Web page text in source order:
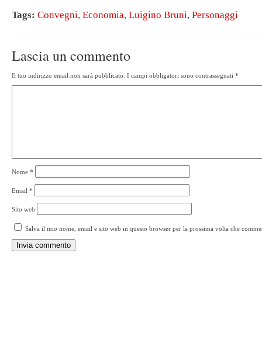
Tags: Convegni, Economia, Luigino Bruni, Personaggi
Lascia un commento
Il tuo indirizzo email non sarà pubblicato. I campi obbligatori sono contrassegnati *
Nome *
Email *
Sito web
Salva il mio nome, email e sito web in questo browser per la prossima volta che